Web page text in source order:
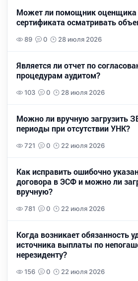
Может ли помощник оценщика
сертификата осматривать
89 0 28 июля 2026
Является ли отчет по
процедурам аудитом?
103 0 28 июля 2026
Можно ли вручную загрузить
периоды при отсутствии УНК?
721 0 22 июля 2026
Как исправить ошибочно
договора в ЭСФ и можно ли
вручную?
781 0 22 июля 2026
Когда возникает обязанность
источника выплаты по
нерезиденту?
156 0 22 июля 2026